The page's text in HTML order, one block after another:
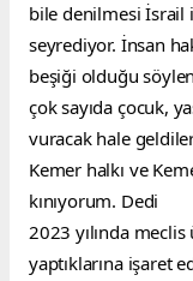
bile denilmesi İsrail
seyrediyor. İnsan
beşiği olduğu
çok sayıda çocuk,
vuracak hale
Kemer halkı ve
kınıyorum. Dedi
2023 yılında
yaptıklarına işaret